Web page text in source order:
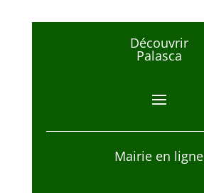
Découvrir
Palasca
Mairie en ligne